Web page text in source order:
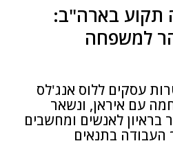
תקוע בארה"ב:
למשפחה
עסקים ללוס אנג'לס
עם איראן, ונשאר
לאנשים ומחשבים
העבודה בתנאים